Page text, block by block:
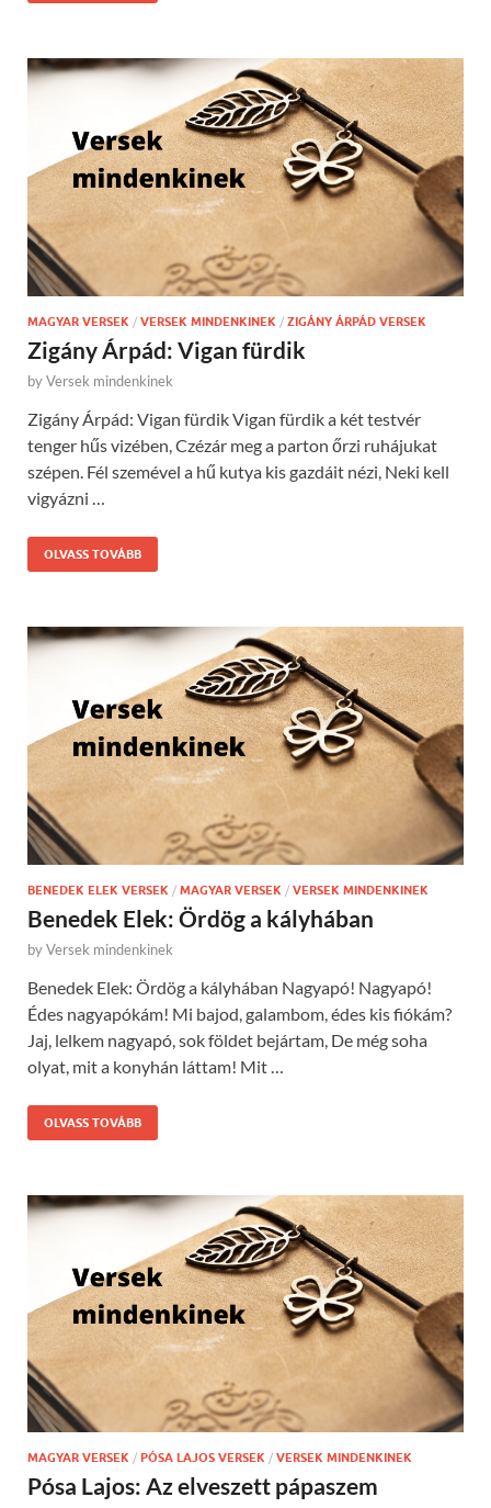
MAGYAR VERSEK / VERSEK MINDENKINEK / ZIGÁNY ÁRPÁD VERSEK
Zigány Árpád: Vigan fürdik
byVersek mindenkinek
Zigány Árpád: Vigan fürdik Vigan fürdik a két testvér
tenger hűs vizében, Czézár meg a parton őrzi ruhájukat
szépen. Fél szemével a hű kutya kis gazdáit nézi, Neki kell
vigyázni …
OLVASS TOVÁBB
BENEDEK ELEK VERSEK / MAGYAR VERSEK / VERSEK MINDENKINEK
Benedek Elek: Ördög a kályhában
byVersek mindenkinek
Benedek Elek: Ördög a kályhában Nagyapó! Nagyapó!
Édes nagyapókám! Mi bajod, galambom, édes kis fiókám?
Jaj, lelkem nagyapó, sok földet bejártam, De még soha
olyat, mit a konyhán láttam! Mit …
OLVASS TOVÁBB
MAGYAR VERSEK / PÓSA LAJOS VERSEK / VERSEK MINDENKINEK
Pósa Lajos: Az elveszett pápaszem